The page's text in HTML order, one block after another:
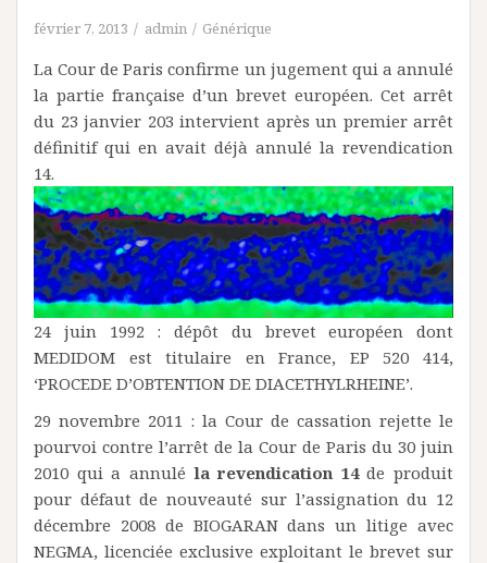
février 7, 2013 admin Générique
La Cour de Paris confirme un jugement qui a annulé
la partie française d’un brevet européen. Cet arrêt
du 23 janvier 203 intervient après un premier arrêt
définitif qui en avait déjà annulé la revendication
14.
24 juin 1992 : dépôt du brevet européen dont
MEDIDOM est titulaire en France, EP 520 414,
‘PROCEDE D’OBTENTION DE DIACETHYLRHEINE’.
29 novembre 2011 : la Cour de cassation rejette le
pourvoi contre l’arrêt de la Cour de Paris du 30 juin
2010 qui a annuléla revendication 14de produit
pour défaut de nouveauté sur l’assignation du 12
décembre 2008 de BIOGARAN dans un litige avec
NEGMA, licenciée exclusive exploitant le brevet sur